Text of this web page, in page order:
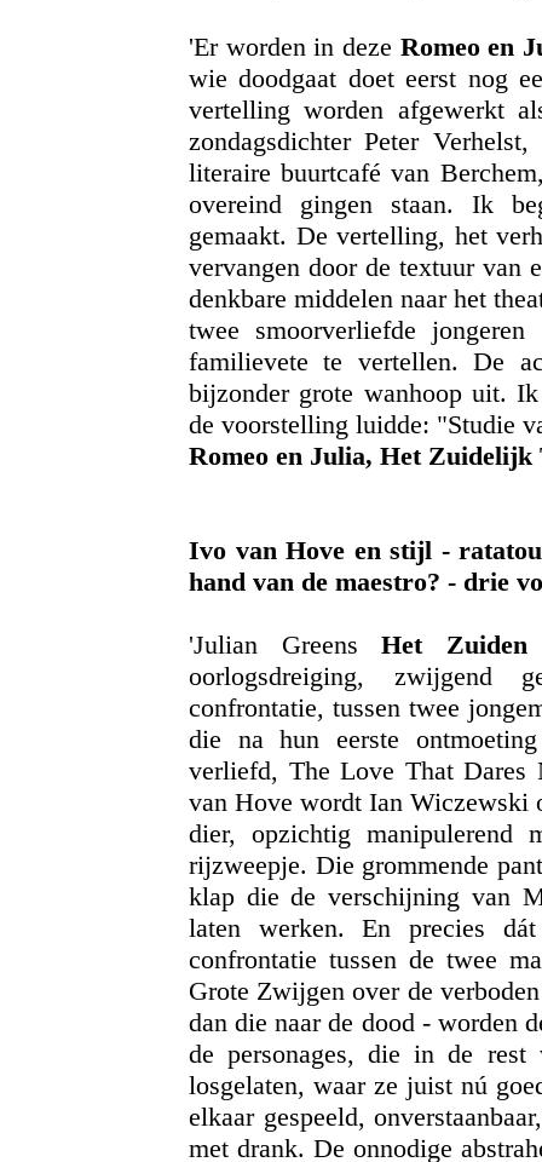
'Er worden in deze Romeo en
wie doodgaat doet eerst nog
vertelling worden afgewerkt
zondagsdichter Peter
literaire buurtcafé van
overeind gingen staan. Ik
gemaakt. De vertelling, het
vervangen door de textuur van
denkbare middelen naar het
twee smoorverliefde
familievete te vertellen. De
bijzonder grote wanhoop uit.
de voorstelling luidde: "Studie
Romeo en Julia, Het Zuidelijk
Ivo van Hove en stijl -
hand van de maestro? - drie
'Julian Greens Het Zuiden
oorlogsdreiging, zwijgend
confrontatie, tussen twee
die na hun eerste
verliefd, The Love That
van Hove wordt Ian Wiczewski
dier, opzichtig manipulerend
rijzweepje. Die grommende
klap die de verschijning van
laten werken. En precies
confrontatie tussen de twee
Grote Zwijgen over de
dan die naar de dood - worden
de personages, die in de rest
losgelaten, waar ze juist nú
elkaar gespeeld,
met drank. De onnodige